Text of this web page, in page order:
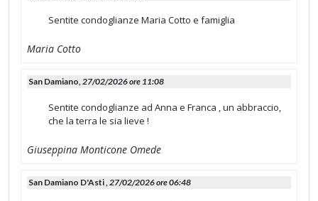
Sentite condoglianze Maria Cotto e famiglia
Maria Cotto
San Damiano,27/02/2026 ore 11:08
Sentite condoglianze ad Anna e Franca , un abbraccio,
che la terra le sia lieve !
Giuseppina Monticone Omede
San Damiano D'Asti ,27/02/2026 ore 06:48